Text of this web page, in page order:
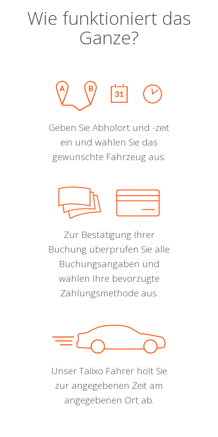
Wie funktioniert das
Ganze?
Geben Sie Abholort und -zeit
ein und wählen Sie das
gewünschte Fahrzeug aus.
Zur Bestätigung Ihrer
Buchung überprüfen Sie alle
Buchungsangaben und
wählen Ihre bevorzugte
Zahlungsmethode aus.
Unser Talixo Fahrer holt Sie
zur angegebenen Zeit am
angegebenen Ort ab.